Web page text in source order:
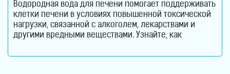
Водородная вода для печени помогает поддерживать
клетки печени в условиях повышенной токсической
нагрузки, связанной с алкоголем, лекарствами и
другими вредными веществами. Узнайте, как
оксидативного стресса и защите гепатоцитов. Печень